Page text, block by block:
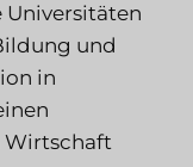
Universitäten
und
in
Wirtschaft